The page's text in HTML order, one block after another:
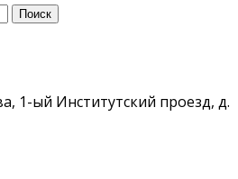
Поиск
1-ый Институтский проезд, д.